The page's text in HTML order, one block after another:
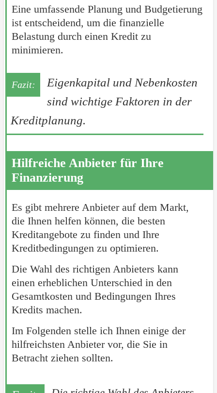
Eine umfassende Planung und Budgetierung
ist entscheidend, um die finanzielle
Belastung durch einen Kredit zu
minimieren.
Eigenkapital und Nebenkosten
sind wichtige Faktoren in der
Kreditplanung.
Hilfreiche Anbieter für Ihre
Finanzierung
Es gibt mehrere Anbieter auf dem Markt,
die Ihnen helfen können, die besten
Kreditangebote zu finden und Ihre
Kreditbedingungen zu optimieren.
Die Wahl des richtigen Anbieters kann
einen erheblichen Unterschied in den
Gesamtkosten und Bedingungen Ihres
Kredits machen.
Im Folgenden stelle ich Ihnen einige der
hilfreichsten Anbieter vor, die Sie in
Betracht ziehen sollten.